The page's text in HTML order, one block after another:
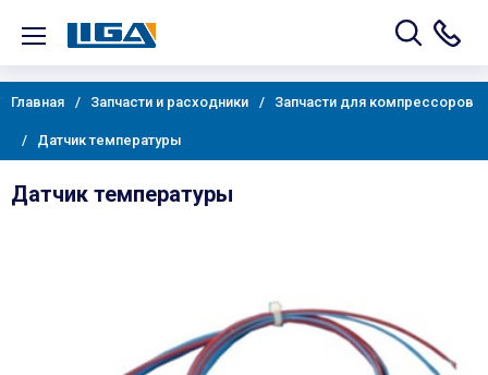
Главная Запчасти и расходники Запчасти для компрессоров
Датчик температуры
Датчик температуры